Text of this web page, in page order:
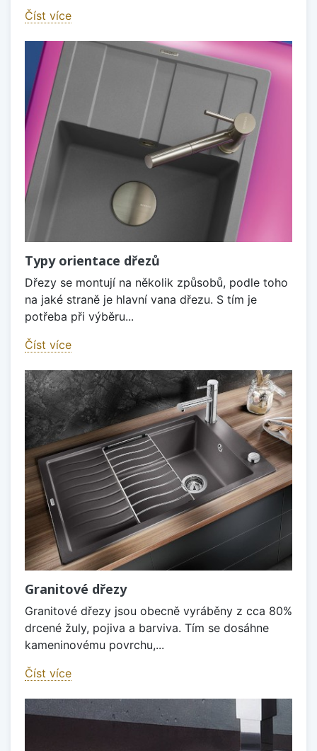
Číst více
Typy orientace dřezů
Dřezy se montují na několik způsobů, podle toho
na jaké straně je hlavní vana dřezu. S tím je
potřeba při výběru...
Číst více
Granitové dřezy
Granitové dřezy jsou obecně vyráběny z cca 80%
drcené žuly, pojiva a barviva. Tím se dosáhne
kameninovému povrchu,...
Číst více